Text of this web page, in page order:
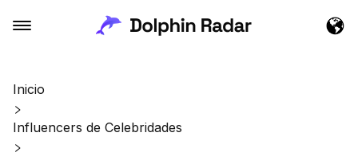
Inicio
Influencers de Celebridades